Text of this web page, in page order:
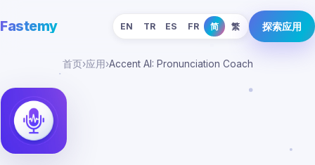
Fastemy EN TR ES FR 简 繁 探索应用
首页›应用›Accent AI: Pronunciation Coach